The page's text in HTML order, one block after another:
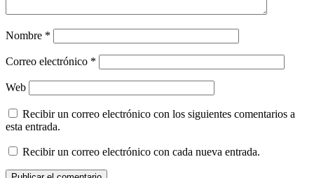
Nombre *
Correo electrónico *
Web
Recibir un correo electrónico con los siguientes comentarios a
esta entrada.
Recibir un correo electrónico con cada nueva entrada.